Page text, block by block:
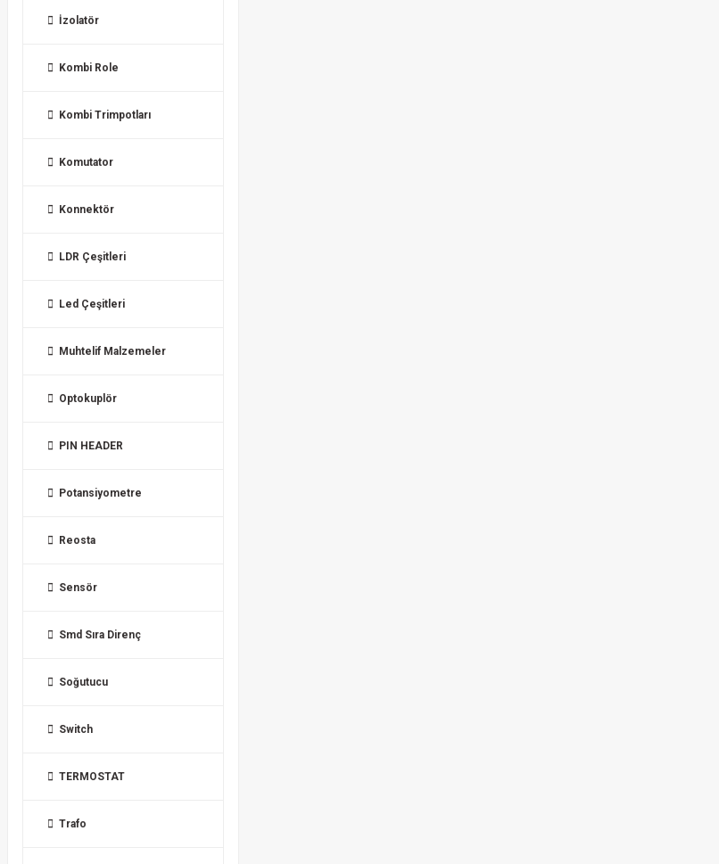
İzolatör
Kombi Role
Kombi Trimpotları
Komutator
Konnektör
LDR Çeşitleri
Led Çeşitleri
Muhtelif Malzemeler
Optokuplör
PIN HEADER
Potansiyometre
Reosta
Sensör
Smd Sıra Direnç
Soğutucu
Switch
TERMOSTAT
Trafo